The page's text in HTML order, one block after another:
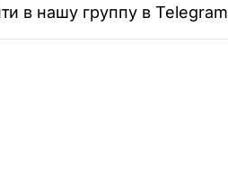
в нашу группу в Telegram